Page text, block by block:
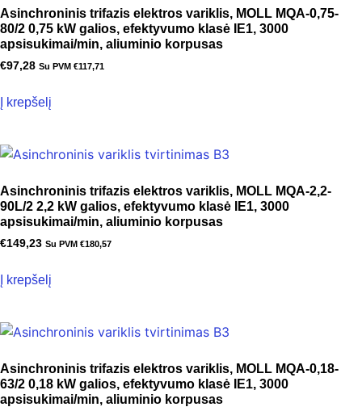
Asinchroninis trifazis elektros variklis, MOLL MQA-0,75-
80/2 0,75 kW galios, efektyvumo klasė IE1, 3000
apsisukimai/min, aliuminio korpusas
€97,28 Su PVM €117,71
Į krepšelį
Asinchroninis trifazis elektros variklis, MOLL MQA-2,2-
90L/2 2,2 kW galios, efektyvumo klasė IE1, 3000
apsisukimai/min, aliuminio korpusas
€149,23 Su PVM €180,57
Į krepšelį
Asinchroninis trifazis elektros variklis, MOLL MQA-0,18-
63/2 0,18 kW galios, efektyvumo klasė IE1, 3000
apsisukimai/min, aliuminio korpusas